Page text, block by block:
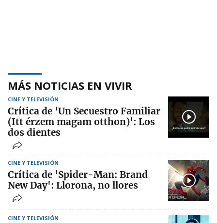
MÁS NOTICIAS EN VIVIR
CINE Y TELEVISIÓN
Crítica de 'Un Secuestro Familiar
(Itt érzem magam otthon)': Los
dos dientes
CINE Y TELEVISIÓN
Crítica de 'Spider-Man: Brand
New Day': Llorona, no llores
CINE Y TELEVISIÓN